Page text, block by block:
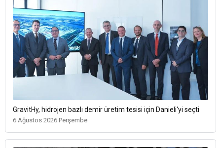
GravitHy, hidrojen bazlı demir üretim tesisi için Danieli'yi seçti
6 Ağustos 2026 Perşembe